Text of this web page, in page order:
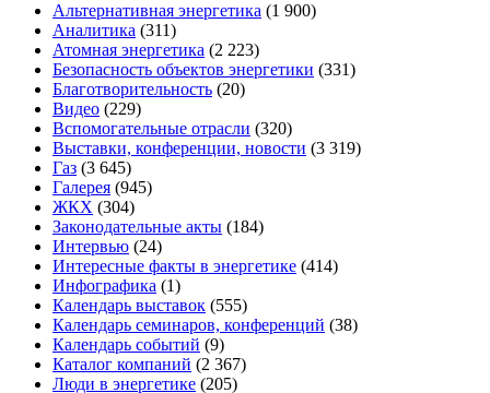
Альтернативная энергетика (1 900)
Аналитика (311)
Атомная энергетика (2 223)
Безопасность объектов энергетики (331)
Благотворительность (20)
Видео (229)
Вспомогательные отрасли (320)
Выставки, конференции, новости (3 319)
Газ (3 645)
Галерея (945)
ЖКХ (304)
Законодательные акты (184)
Интервью (24)
Интересные факты в энергетике (414)
Инфографика (1)
Календарь выставок (555)
Календарь семинаров, конференций (38)
Календарь событий (9)
Каталог компаний (2 367)
Люди в энергетике (205)